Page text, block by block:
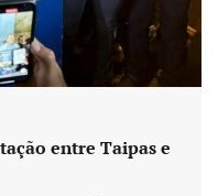
entre Taipas e